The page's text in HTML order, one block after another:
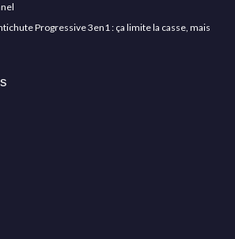
Progressive 3en1 : ça limite la casse, mais